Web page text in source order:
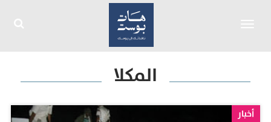
المكلا
أخبار